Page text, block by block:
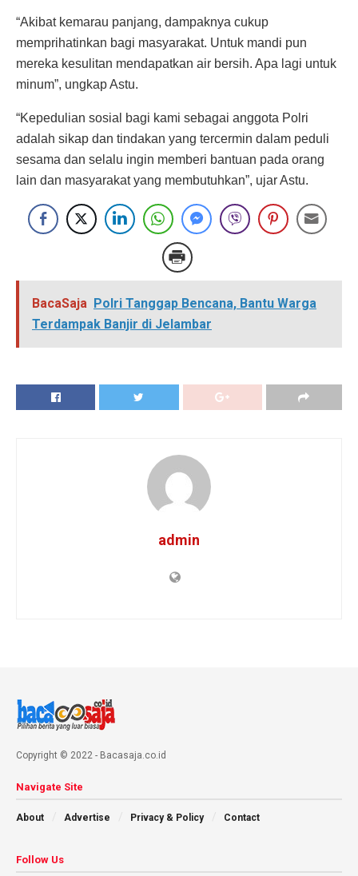
“Akibat kemarau panjang, dampaknya cukup
memprihatinkan bagi masyarakat. Untuk mandi pun
mereka kesulitan mendapatkan air bersih. Apa lagi untuk
minum”, ungkap Astu.
“Kepedulian sosial bagi kami sebagai anggota Polri
adalah sikap dan tindakan yang tercermin dalam peduli
sesama dan selalu ingin memberi bantuan pada orang
lain dan masyarakat yang membutuhkan”, ujar Astu.
BacaSaja Polri Tanggap Bencana, Bantu Warga
Terdampak Banjir di Jelambar
admin
Copyright © 2022 - Bacasaja.co.id
Navigate Site
About Advertise Privacy & Policy Contact
Follow Us